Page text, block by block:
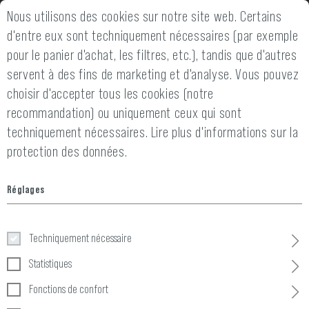
2 ANS DE GARANTIE 14 JOURS DE
FILTRE
Nous utilisons des cookies sur notre site web. Certains
d'entre eux sont techniquement nécessaires (par exemple
pour le panier d'achat, les filtres, etc.), tandis que d'autres
servent à des fins de marketing et d'analyse. Vous pouvez
choisir d'accepter tous les cookies (notre
recommandation) ou uniquement ceux qui sont
techniquement nécessaires.
Lire plus d'informations sur la
protection des données.
Réglages
Techniquement nécessaire
Statistiques
Fonctions de confort